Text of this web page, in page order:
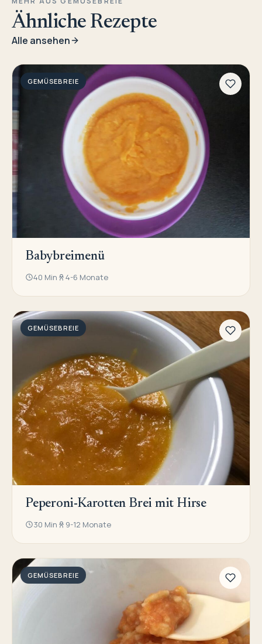
Ähnliche Rezepte
Alle ansehen
GEMÜSEBREIE
Babybreimenü
40 Min 4-6 Monate
GEMÜSEBREIE
Peperoni-Karotten Brei mit Hirse
30 Min 9-12 Monate
GEMÜSEBREIE